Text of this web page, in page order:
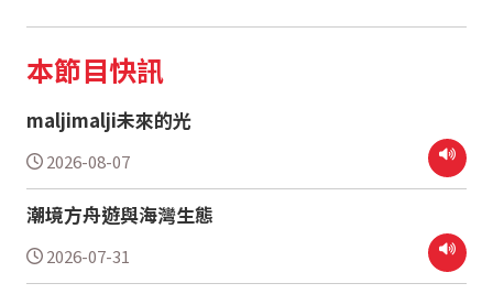
本節目快訊
maljimalji未來的光
2026-08-07
潮境方舟遊與海灣生態
2026-07-31